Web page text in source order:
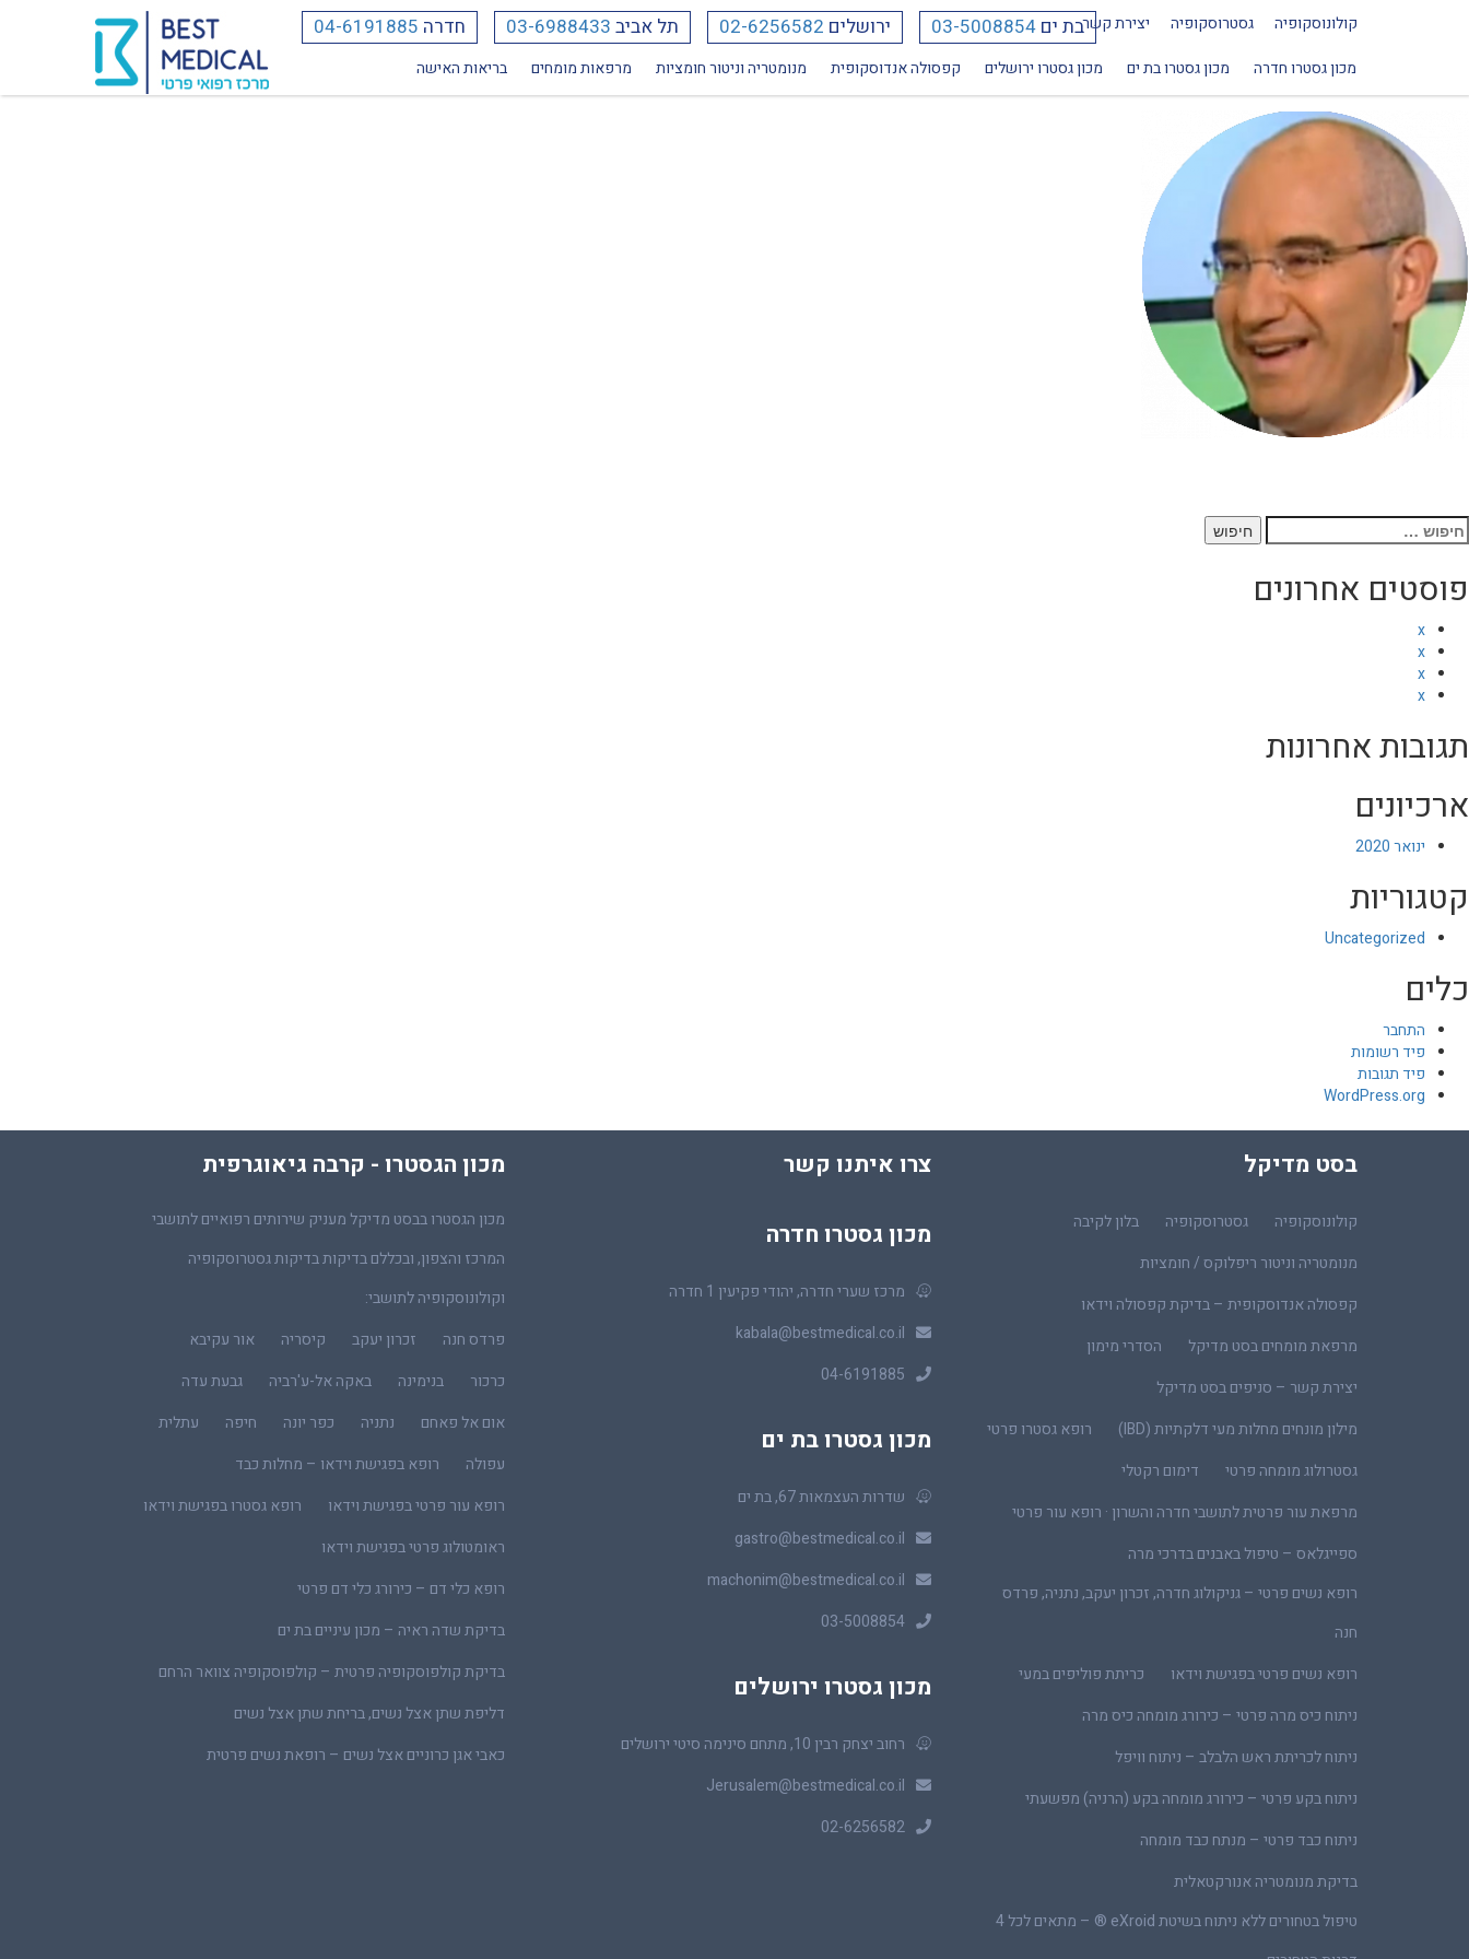
קולונוסקופיה גסטרוסקופיה יצירת קשר חדרה 04-6191885 תל אביב 03-6988433 ירושלים 02-6256582 בת ים 03-5008854
מכון גסטרו חדרה מכון גסטרו בת ים מכון גסטרו ירושלים קפסולה אנדוסקופית מנומטריה וניטור חומציות מרפאות מומחים בריאות האישה Dr_Eithan_Haldenberg
חיפוש:
פוסטים אחרונים
x
x
x
x
תגובות אחרונות
ארכיונים
ינואר 2020
קטגוריות
Uncategorized
כלים
התחבר
פיד רשומות
פיד תגובות
WordPress.org
מכון הגסטרו - קרבה גיאוגרפית
מכון הגסטרו בבסט מדיקל מעניק שירותים רפואיים לתושבי
המרכז והצפון, ובכללם בדיקות בדיקות גסטרוסקופיה
וקולונוסקופיה לתושבי:
פרדס חנה
זכרון יעקב קיסריה
אור עקיבא
כרכור
בנימינה באקה אל-ע'רביה
גבעת עדה
אום אל פאחם
נתניה כפר יונה חיפה
עתלית
עפולה
רופא בפגישת וידאו – מחלות כבד
רופא עור פרטי בפגישת וידאו
רופא גסטרו בפגישת וידאו
ראומטולוג פרטי בפגישת וידאו
רופא כלי דם – כירורג כלי דם פרטי
בדיקת שדה ראיה – מכון עיניים בת ים
בדיקת קולפוסקופיה פרטית – קולפוסקופיה צוואר הרחם
דליפת שתן אצל נשים, בריחת שתן אצל נשים
כאבי אגן כרוניים אצל נשים – רופאת נשים פרטית
צרו איתנו קשר
מכון גסטרו חדרה
מרכז שערי חדרה, יהודי פקיעין 1 חדרה
kabala@bestmedical.co.il
04-6191885
מכון גסטרו בת ים
שדרות העצמאות 67, בת ים
gastro@bestmedical.co.il
machonim@bestmedical.co.il
03-5008854
מכון גסטרו ירושלים
רחוב יצחק רבין 10, מתחם סינימה סיטי ירושלים
Jerusalem@bestmedical.co.il
02-6256582
בסט מדיקל
קולונוסקופיה גסטרוסקופיה
בלון לקיבה
מנומטריה וניטור ריפלוקס / חומציות
קפסולה אנדוסקופית – בדיקת קפסולה וידאו
מרפאת מומחים בסט מדיקל
הסדרי מימון
יצירת קשר – סניפים בסט מדיקל
מילון מונחים מחלות מעי דלקתיות (IBD)
רופא גסטרו פרטי
גסטרולוג מומחה פרטי
דימום רקטלי
מרפאת עור פרטית לתושבי חדרה והשרון · רופא עור פרטי
ספייגלאס – טיפול באבנים בדרכי מרה
רופא נשים פרטי – גניקולוג חדרה, זכרון יעקב, נתניה, פרדס
חנה
רופא נשים פרטי בפגישת וידאו
כריתת פוליפים במעי
ניתוח כיס מרה פרטי – כירורג מומחה כיס מרה
ניתוח לכריתת ראש הלבלב – ניתוח וויפל
ניתוח בקע פרטי – כירורג מומחה בקע (הרניה) מפשעתי
ניתוח כבד פרטי – מנתח כבד מומחה
בדיקת מנומטריה אנורקטאלית
טיפול בטחורים ללא ניתוח בשיטת eXroid ® – מתאים לכל 4